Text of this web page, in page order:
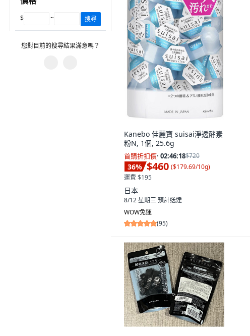
$ ~ 搜尋
您對目前的搜尋結果滿意嗎？
Kanebo 佳麗寶 suisai淨透酵素
粉N, 1個, 25.6g
首購折扣價· 02:46:17$720
36% $460 ($179.69/10g)
運費 $195
日本
8/12 星期三預計送達
WOW免運
(95)